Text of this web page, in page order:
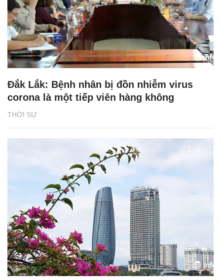
THỜI SỰ
Đắk Lắk: Bệnh nhân bị đồn nhiễm virus
corona là một tiếp viên hàng không